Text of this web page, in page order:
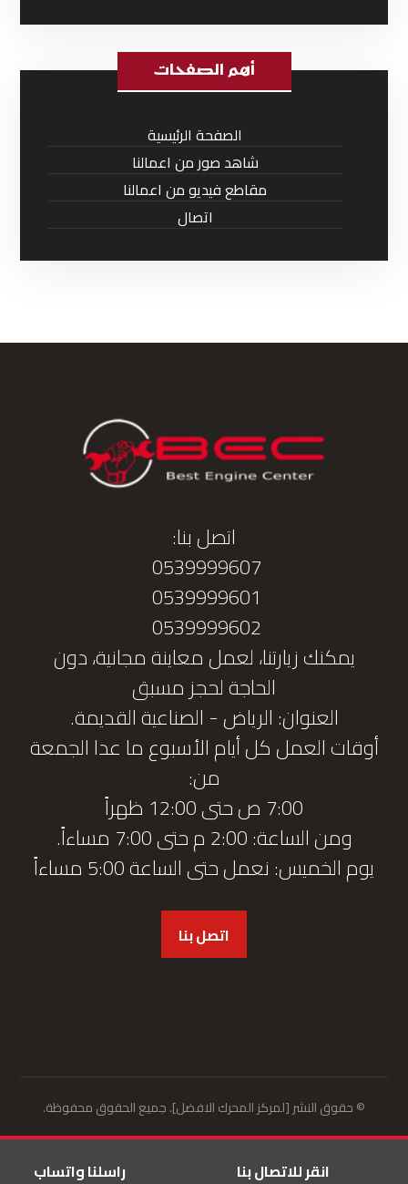
أهم الصفحات
الصفحة الرئيسية
شاهد صور من اعمالنا
مقاطع فيديو من اعمالنا
اتصال
اتصل بنا:
0539999607
0539999601
0539999602
يمكنك زيارتنا، لعمل معاينة مجانية، دون
الحاجة لحجز مسبق
العنوان: الرياض - الصناعية القديمة.
أوقات العمل كل أيام الأسبوع ما عدا الجمعة
من:
7:00 ص حتى 12:00 ظهراً
ومن الساعة: 2:00 م حتى 7:00 مساءاً.
يوم الخميس: نعمل حتى الساعة 5:00 مساءاً
اتصل بنا
© حقوق النشر [لمركز المحرك الافضل]. جميع الحقوق محفوظة.
انقر للاتصال بنا راسلنا واتساب